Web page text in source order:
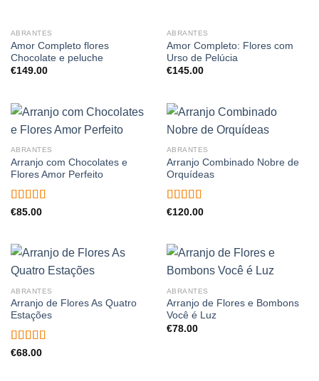
ABRANTES
Amor Completo flores
Chocolate e peluche
€149.00
ABRANTES
Amor Completo: Flores com
Urso de Pelúcia
€145.00
ABRANTES
Arranjo com Chocolates e
Flores Amor Perfeito
Avaliação
€85.00
ABRANTES
Arranjo Combinado Nobre de
Orquídeas
Avaliação
€120.00
ABRANTES
Arranjo de Flores As Quatro
Estações
Avaliação
€68.00
ABRANTES
Arranjo de Flores e Bombons
Você é Luz
€78.00